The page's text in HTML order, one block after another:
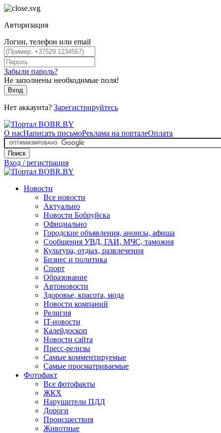
Авторизация
Логин, телефон или email
Забыли пароль?
Не заполнены необходимые поля!
Вход
Нет аккаунта? Зарегистрируйтесь
О насНаписать письмоРеклама на порталеОплата
Поиск
Вход / регистрация
Новости
Все новости
Актуально
Новости Бобруйска
Официально
Городские объявления, анонсы, афиша
Сообщения УВД, ГАИ, МЧС, таможня
Культура, отдых, развлечения
Бизнес и политика
Спорт
Образование
Автоновости
Здоровье, красота, мода
Новости компаний
Религия
IT-новости
Калейдоскоп
Новости сайта
Пресс-релизы
Самые комментируемые
Самые просматриваемые
Фотофакт
Все фотофакты
ЖКХ
Нарушители ПДД
Дороги
Происшествия
Животные